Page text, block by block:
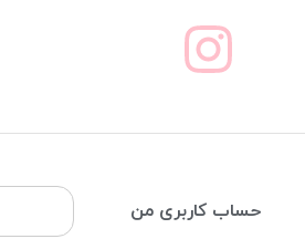
حساب کاربری من